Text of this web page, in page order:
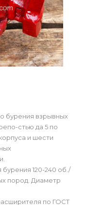
бурения взрывных
стью да 5 по
и шести
120-240 об./
пород. Диаметр
по ГОСТ